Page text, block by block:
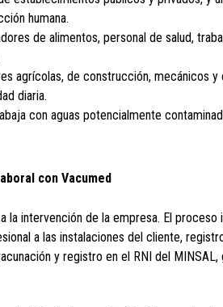
humana.
de alimentos, personal de salud,
agrícolas, de construcción, mecánicos y
diaria.
con aguas potencialmente
con Vacumed
intervención de la empresa. El proceso
a las instalaciones del cliente,
y registro en el RNI del